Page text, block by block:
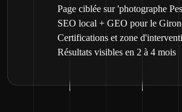
Page ciblée sur 'photographe
SEO local + GEO pour le
Certifications et zone
Résultats visibles en 2 à 4 mois